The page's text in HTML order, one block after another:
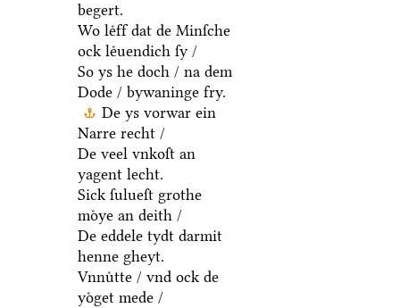
begert.
Wo leͤff dat de Minſche
ock leͤuendich ſy /
So ys he doch / na dem
Dode / bywaninge fry.
De ys vorwar ein
Narre recht /
De veel vnkoſt an
yagent lecht.
Sick ſulueſt grothe
moͤye an deith /
De eddele tydt darmit
henne gheyt.
Vnnuͤtte / vnd ock de
yoͤget mede /